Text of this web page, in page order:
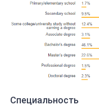
Специальность